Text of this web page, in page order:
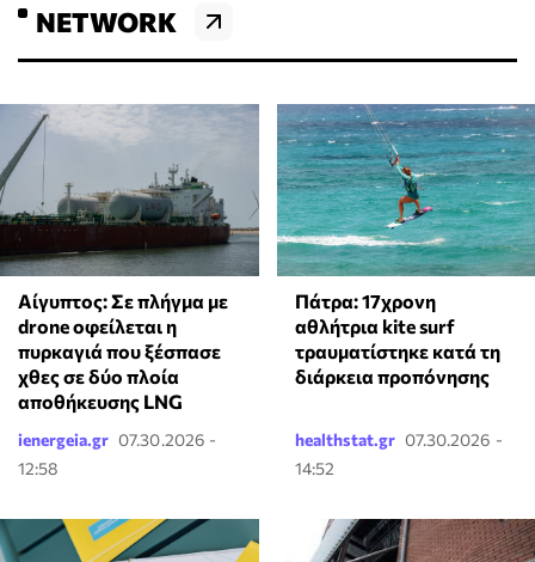
NETWORK
Αίγυπτος: Σε πλήγμα με
drone οφείλεται η
πυρκαγιά που ξέσπασε
χθες σε δύο πλοία
αποθήκευσης LNG
ienergeia.gr 07.30.2026 -
12:58
Πάτρα: 17χρονη
αθλήτρια kite surf
τραυματίστηκε κατά τη
διάρκεια προπόνησης
healthstat.gr 07.30.2026 -
14:52